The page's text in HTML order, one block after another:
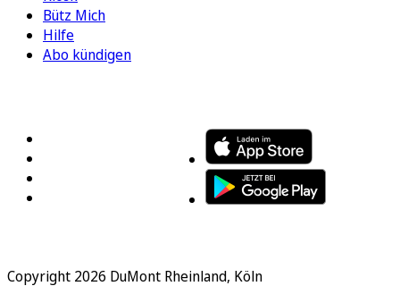
Bütz Mich
Hilfe
Abo kündigen
Copyright 2026 DuMont Rheinland, Köln